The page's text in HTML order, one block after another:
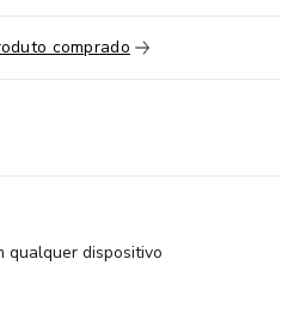
comprado
qualquer dispositivo